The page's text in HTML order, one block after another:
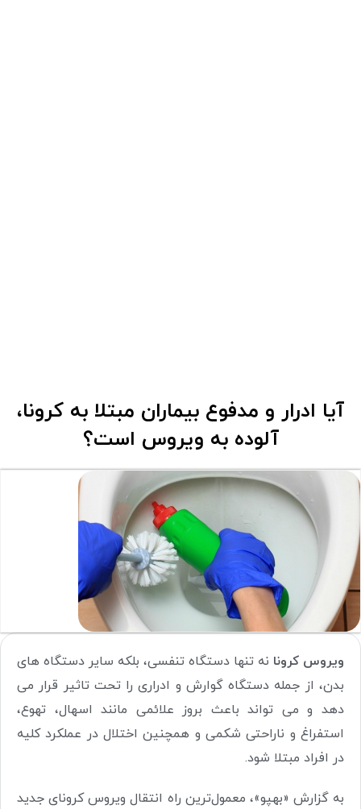
آیا ادرار و مدفوع بیماران مبتلا به کرونا،
آلوده به ویروس است؟
ویروس کرونا نه تنها دستگاه تنفسی، بلکه سایر دستگاه های
بدن، از جمله دستگاه گوارش و ادراری را تحت تاثیر قرار می
دهد و می تواند باعث بروز علائمی مانند اسهال، تهوع،
استفراغ و ناراحتی شکمی و همچنین اختلال در عملکرد کلیه
در افراد مبتلا شود.
به گزارش «بهپو»، معمول‌ترین راه انتقال ویروس‌ کرونای جدید